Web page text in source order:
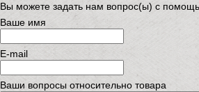
Вы можете задать нам вопрос(ы) с
Ваше имя
E-mail
Ваши вопросы относительно товара